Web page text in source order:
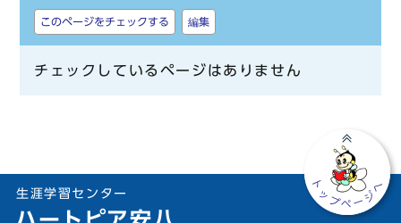
しおり
このページをチェックする 編集
チェックしているページはありません
生涯学習センター